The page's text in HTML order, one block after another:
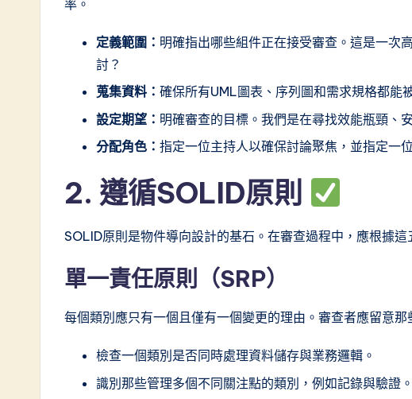
A
率。
定義範圍： 明確指出哪些組件正在接受審查。這是一次
討？
蒐集資料： 確保所有UML圖表、序列圖和需求規格都能
設定期望： 明確審查的目標。我們是在尋找效能瓶頸、
分配角色： 指定一位主持人以確保討論聚焦，並指定一
2. 遵循SOLID原則
SOLID原則是物件導向設計的基石。在審查過程中，應根據
單一責任原則（SRP）
每個類別應只有一個且僅有一個變更的理由。審查者應留意那
檢查一個類別是否同時處理資料儲存與業務邏輯。
識別那些管理多個不同關注點的類別，例如記錄與驗證。